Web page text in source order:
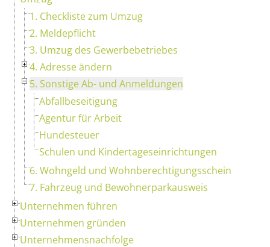
1. Checkliste zum Umzug
2. Meldepflicht
3. Umzug des Gewerbebetriebes
4. Adresse ändern
5. Sonstige Ab- und Anmeldungen
Abfallbeseitigung
Agentur für Arbeit
Hundesteuer
Schulen und Kindertageseinrichtungen
6. Wohngeld und Wohnberechtigungsschein
7. Fahrzeug und Bewohnerparkausweis
Unternehmen führen
Unternehmen gründen
Unternehmensnachfolge